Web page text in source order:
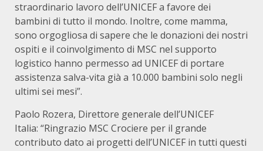
straordinario lavoro dell’UNICEF a favore dei
bambini di tutto il mondo. Inoltre, come mamma,
sono orgogliosa di sapere che le donazioni dei nostri
ospiti e il coinvolgimento di MSC nel supporto
logistico hanno permesso ad UNICEF di portare
assistenza salva-vita già a 10.000 bambini solo negli
ultimi sei mesi”.
Paolo Rozera, Direttore generale dell’UNICEF
Italia: “Ringrazio MSC Crociere per il grande
contributo dato ai progetti dell’UNICEF in tutti questi